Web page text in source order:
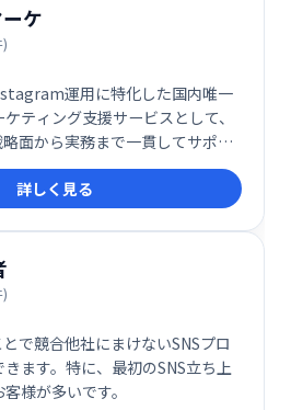
ケ
運用に特化した国内唯一
ティング支援サービスとして、
面から実務まで一貫してサポー
ョナル集団です。単なる投稿代行
集客・問い合わせ獲得・売上向
成果につなげるための運用設計と
。
詳しく見る
で競合他社にまけないSNSプロ
ます。特に、最初のSNS立ち上
様が多いです。